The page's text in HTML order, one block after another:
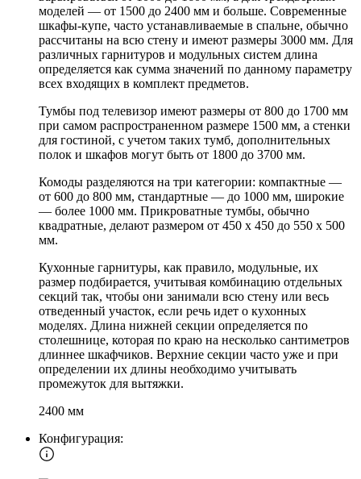
моделей — от 1500 до 2400 мм и больше. Современные
шкафы-купе, часто устанавливаемые в спальне, обычно
рассчитаны на всю стену и имеют размеры 3000 мм. Для
различных гарнитуров и модульных систем длина
определяется как сумма значений по данному параметру
всех входящих в комплект предметов.
Тумбы под телевизор имеют размеры от 800 до 1700 мм
при самом распространенном размере 1500 мм, а стенки
для гостиной, с учетом таких тумб, дополнительных
полок и шкафов могут быть от 1800 до 3700 мм.
Комоды разделяются на три категории: компактные —
от 600 до 800 мм, стандартные — до 1000 мм, широкие
— более 1000 мм. Прикроватные тумбы, обычно
квадратные, делают размером от 450 х 450 до 550 х 500
мм.
Кухонные гарнитуры, как правило, модульные, их
размер подбирается, учитывая комбинацию отдельных
секций так, чтобы они занимали всю стену или весь
отведенный участок, если речь идет о кухонных
моделях. Длина нижней секции определяется по
столешнице, которая по краю на несколько сантиметров
длиннее шкафчиков. Верхние секции часто уже и при
определении их длины необходимо учитывать
промежуток для вытяжки.
2400 мм
Конфигурация: